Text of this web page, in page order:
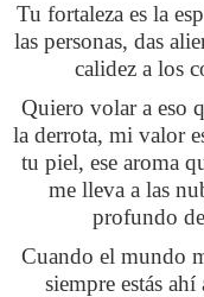
Tu fortaleza es la
las personas, das
calidez a los
Quiero volar a eso
la derrota, mi valor
tu piel, ese aroma
me lleva a las
profundo
Cuando el mundo
siempre estás